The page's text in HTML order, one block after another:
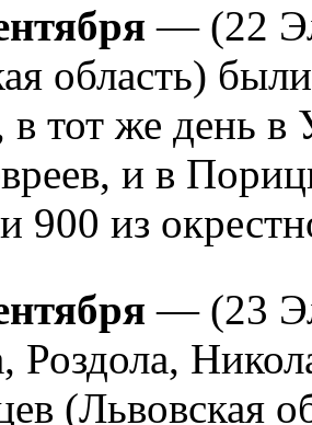
— (22
область)
в тот же день в
и в
900 из
— (23
Роздола,
(Львовская